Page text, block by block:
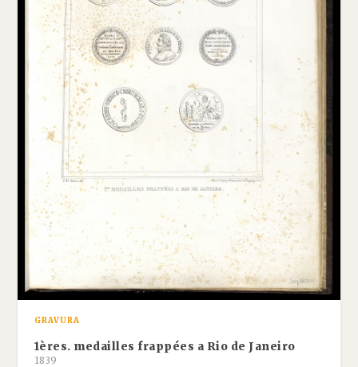
GRAVURA
1ères. medailles frappées a Rio de Janeiro
1839